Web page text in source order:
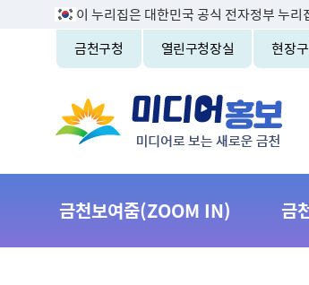
이 누리집은 대한민국 공식 전자정부 누리
금천구청
열린구청장실 현장
금천보여줌(ZOOM IN) 금